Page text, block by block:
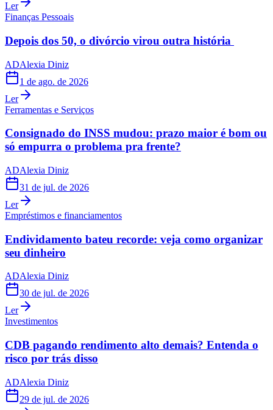
Ler
Finanças Pessoais
Depois dos 50, o divórcio virou outra história
ADAlexia Diniz
1 de ago. de 2026
Ler
Ferramentas e Serviços
Consignado do INSS mudou: prazo maior é bom ou
só empurra o problema pra frente?
ADAlexia Diniz
31 de jul. de 2026
Ler
Empréstimos e financiamentos
Endividamento bateu recorde: veja como organizar
seu dinheiro
ADAlexia Diniz
30 de jul. de 2026
Ler
Investimentos
CDB pagando rendimento alto demais? Entenda o
risco por trás disso
ADAlexia Diniz
29 de jul. de 2026